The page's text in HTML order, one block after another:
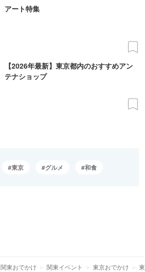
アート特集
【2026年最新】東京都内のおすすめアン
テナショップ
東京 グルメ 和食
関東おでかけ 関東イベント 東京おでかけ